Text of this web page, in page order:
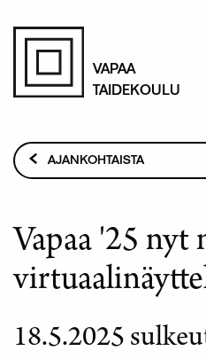
Hyppää
pääsisältöönVAPAA
TAIDEKOULU
Murupolku
AJANKOHTAISTA
Vapaa '25 nyt
18.5.2025